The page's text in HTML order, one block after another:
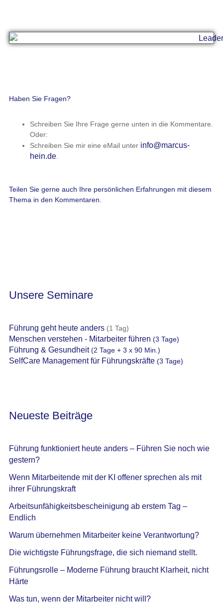
Haben Sie Fragen?
Schreiben Sie Ihre Frage gerne unten in die Kommentare.
Oder:
Schreiben Sie mir eine eMail unter info@marcus-
hein.de.
Teilen Sie gerne auch Ihre persönlichen Erfahrungen mit diesem
Thema in den Kommentaren.
Unsere Seminare
Führung geht heute anders(1 Tag)
Menschen verstehen - Mitarbeiter führen (3 Tage)
Führung & Gesundheit(2 Tage + 3 x 90 Min.)
SelfCare Management für Führungskräfte(3 Tage)
Neueste Beiträge
Führung funktioniert heute anders – Führen Sie noch wie
gestern?
Wenn Mitarbeitende mit der KI offener sprechen als mit
ihrer Führungskraft
Arbeitsunfähigkeitsbescheinigung ab erstem Tag –
Endlich
Warum übernehmen Mitarbeiter keine Verantwortung?
Die wichtigste Führungsfrage, die sich niemand stellt.
Führungsrolle – Moderne Führung braucht Klarheit, nicht
Härte
Was tun, wenn der Mitarbeiter nicht will?